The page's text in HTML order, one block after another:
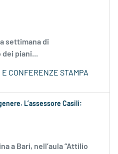
settimana di
piani...
E CONFERENZE STAMPA
L’assessore Casili:
a Bari, nell’aula “Attilio